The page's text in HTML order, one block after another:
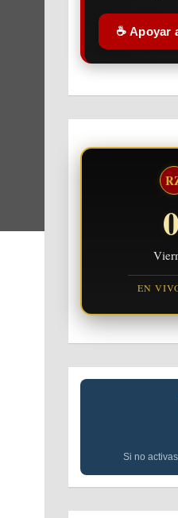
☕ Apoyar
EN
Si no